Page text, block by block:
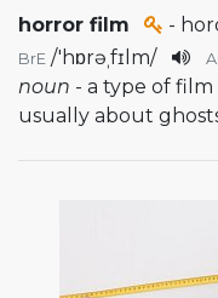
horror film -
BrE /'hɒrəˌfɪlm/
noun - a type of
usually about